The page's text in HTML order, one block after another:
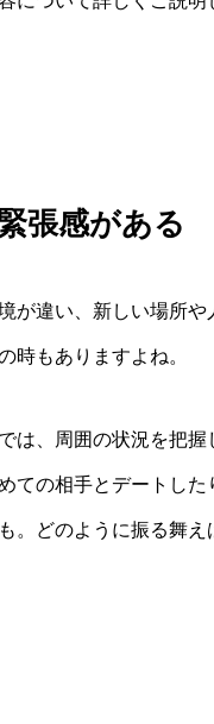
張感がある
が違い、新しい場所
時もありますよね。
は、周囲の状況を把
ての相手とデートし
。どのように振る舞